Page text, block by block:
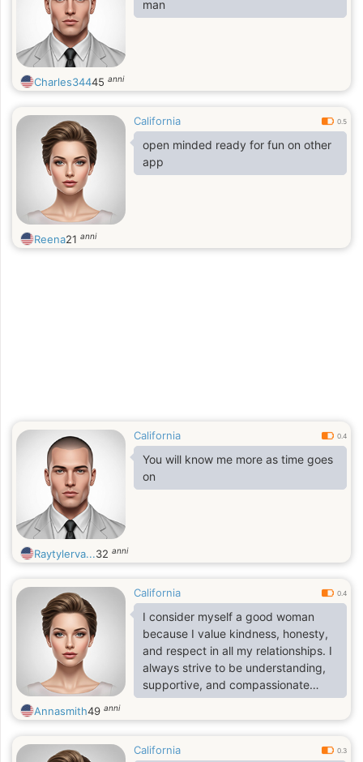
man
Charles34445 anni
California 0.5
open minded ready for fun on other
app
Reena21 anni
California 0.4
You will know me more as time goes
on
Raytylerva...32 anni
California 0.4
I consider myself a good woman
because I value kindness, honesty,
and respect in all my relationships. I
always strive to be understanding,
supportive, and compassionate
toward others. I believe in uplifting
those around me and staying true to
genuinely cares about making a
Annasmith49 anni
California 0.3